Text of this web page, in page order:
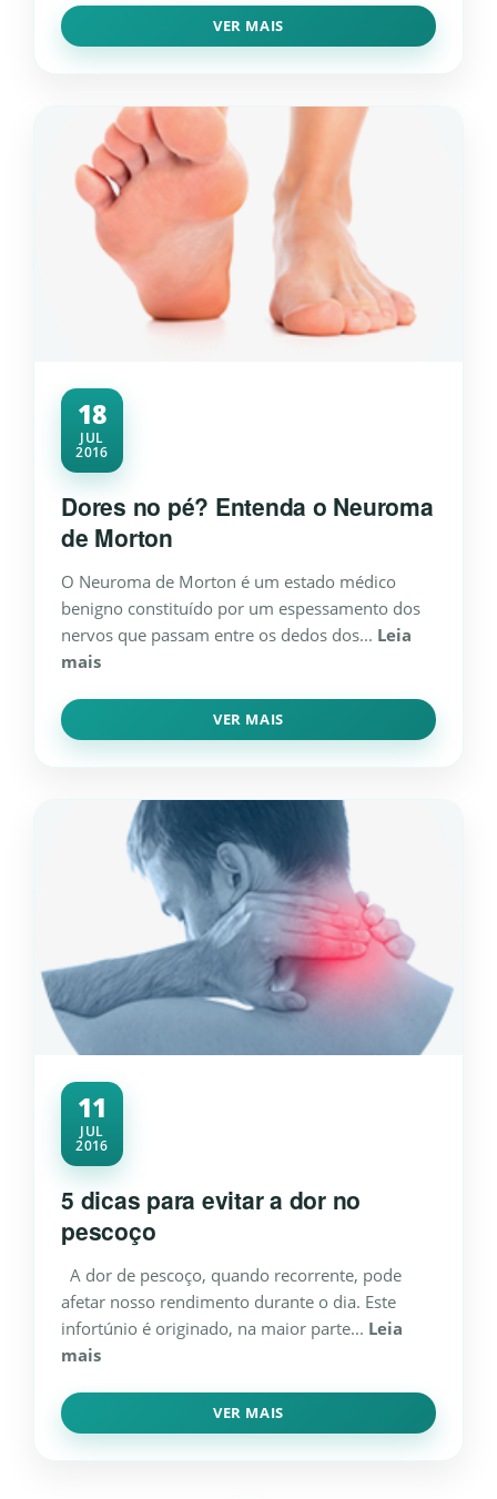
VER MAIS
18
JUL
2016
Dores no pé? Entenda o Neuroma
de Morton
O Neuroma de Morton é um estado médico
benigno constituído por um espessamento dos
nervos que passam entre os dedos dos... Leia
mais
VER MAIS
11
JUL
2016
5 dicas para evitar a dor no
pescoço
A dor de pescoço, quando recorrente, pode
afetar nosso rendimento durante o dia. Este
infortúnio é originado, na maior parte... Leia
mais
VER MAIS